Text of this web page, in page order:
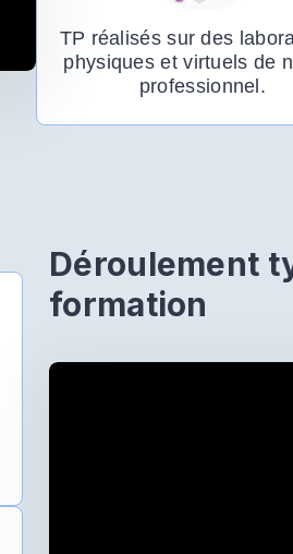
TP réalisés sur des
physiques et virtuels de
professionnel.
Déroulement
formation